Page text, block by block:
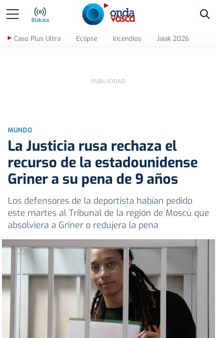
Bizkaia
Caso Plus Ultra Eclipse Incendios Jaiak 2026
MUNDO
La Justicia rusa rechaza el
recurso de la estadounidense
Griner a su pena de 9 años
Los defensores de la deportista habían pedido
este martes al Tribunal de la región de Moscú que
absolviera a Griner o redujera la pena